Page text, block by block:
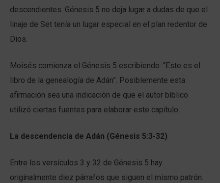
descendientes. Génesis 5 no deja lugar a dudas de que el
linaje de Set tenía un lugar especial en el plan redentor de
Dios.
Moisés comienza el Génesis 5 escribiendo: “Este es el
libro de la genealogía de Adán”. Posiblemente esta
afirmación sea una indicación de que el autor bíblico
utilizó ciertas fuentes para elaborar este capítulo.
La descendencia de Adán (Génesis 5:3-32)
Entre los versículos 3 y 32 de Génesis 5 hay
originalmente diez párrafos que siguen el mismo patrón.